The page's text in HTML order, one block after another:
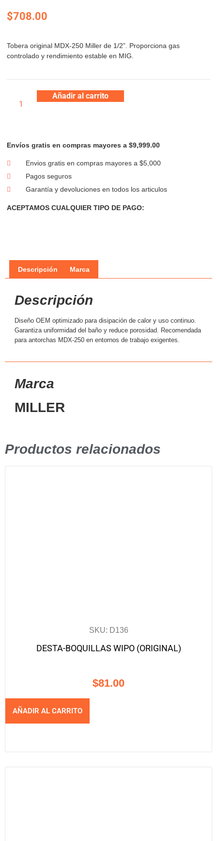
$708.00
Tobera original MDX-250 Miller de 1/2”. Proporciona gas
controlado y rendimiento estable en MIG.
Añadir al carrito
Envíos gratis en compras mayores a $9,999.00
Envios gratis en compras mayores a $5,000
Pagos seguros
Garantía y devoluciones en todos los articulos
ACEPTAMOS CUALQUIER TIPO DE PAGO:
Descripción Marca
Descripción
Diseño OEM optimizado para disipación de calor y uso continuo.
Garantiza uniformidad del baño y reduce porosidad. Recomendada
para antorchas MDX-250 en entornos de trabajo exigentes.
Marca
MILLER
Productos relacionados
SKU: D136
DESTA-BOQUILLAS WIPO (ORIGINAL)
$81.00
AÑADIR AL CARRITO